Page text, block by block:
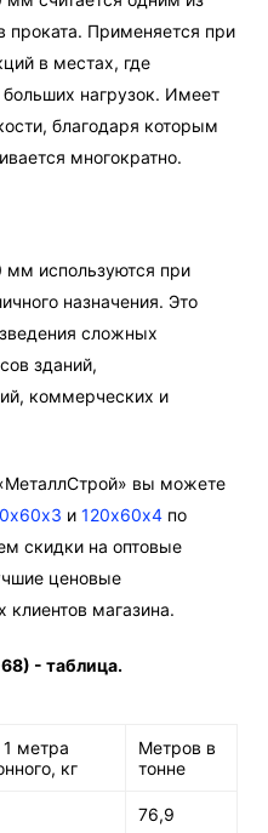
проката. Применяется при
в местах, где
больших нагрузок. Имеет
благодаря которым
многократно.
мм используются при
назначения. Это
сложных
зданий,
коммерческих и
вы можете
и120х60х4 по
скидки на оптовые
ценовые
магазина.
- таблица.
1 метра
кг
Метров в
тонне
76,9